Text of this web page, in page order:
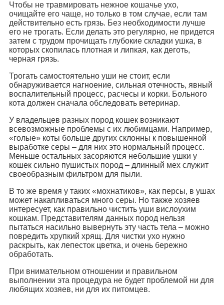
Чтобы не травмировать нежное кошачье ухо,
очищайте его чаще, но только в том случае, если там
действительно есть грязь. Без необходимости лучше
его не трогать. Если делать это регулярно, не придется
затем с трудом прочищать глубокие складки ушка, в
которых скопилась плотная и липкая, как деготь,
черная грязь.
Трогать самостоятельно уши не стоит, если
обнаруживается нагноение, сильная отечность, явный
воспалительный процесс, расчесы и корки. Больного
кота должен сначала обследовать ветеринар.
У владельцев разных пород кошек возникают
всевозможные проблемы с их любимцами. Например,
«голые» коты больше других склонны к повышенной
выработке серы – для них это нормальный процесс.
Меньше остальных засоряются небольшие ушки у
кошек сильно пушистых пород – длинный мех служит
своеобразным фильтром для пыли.
В то же время у таких «мохнатиков», как персы, в ушах
может накапливаться много серы. Но также хозяев
интересует, как правильно чистить уши вислоухим
кошкам. Представителям данных пород нельзя
пытаться насильно вывернуть эту часть тела – можно
повредить хрупкий хрящ. Для чистки ухо нужно
раскрыть, как лепесток цветка, и очень бережно
обработать.
При внимательном отношении и правильном
выполнении эта процедура не будет проблемой ни для
любящих хозяев, ни для их питомцев.